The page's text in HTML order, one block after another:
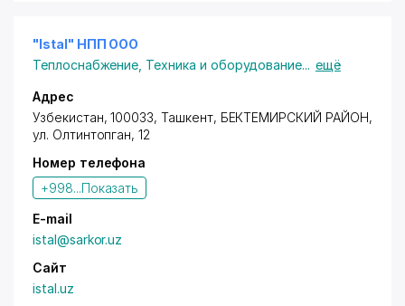
"Istal" НПП ООО
Теплоснабжение Техника и оборудование... ещё
Адрес
Узбекистан, 100033, Ташкент, БЕКТЕМИРСКИЙ РАЙОН,
ул. Олтинтопган, 12
Номер телефона
+998...Показать
E-mail
istal@sarkor.uz
Сайт
istal.uz